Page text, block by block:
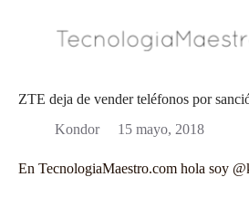
ZTE deja de vender teléfonos por
Kondor
15 mayo, 2018
En TecnologiaMaestro.com hola soy